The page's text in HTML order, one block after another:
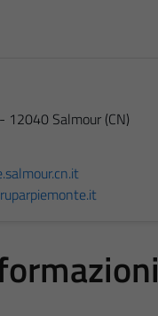
12040 Salmour (CN)